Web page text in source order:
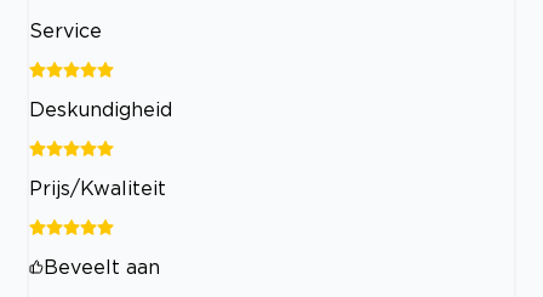
Service
Deskundigheid
Prijs/Kwaliteit
Beveelt aan